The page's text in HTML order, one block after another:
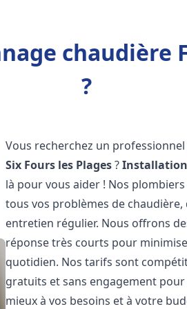
chaudière
?
Vous recherchez un
Six Fours les Plages?Installation
là pour vous aider ! Nos
tous vos problèmes de
entretien régulier. Nous offrons
réponse très courts pour
quotidien. Nos tarifs sont
gratuits et sans engagement
mieux à vos besoins et à votre